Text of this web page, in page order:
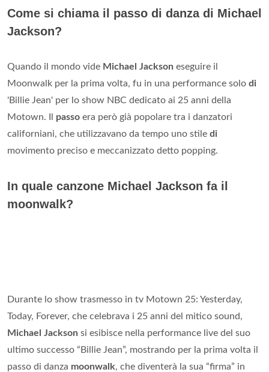
Come si chiama il passo di danza di Michael
Jackson?
Quando il mondo vide Michael Jackson eseguire il
Moonwalk per la prima volta, fu in una performance solo di
'Billie Jean' per lo show NBC dedicato ai 25 anni della
Motown. Il passo era però già popolare tra i danzatori
californiani, che utilizzavano da tempo uno stile di
movimento preciso e meccanizzato detto popping.
In quale canzone Michael Jackson fa il
moonwalk?
Durante lo show trasmesso in tv Motown 25: Yesterday,
Today, Forever, che celebrava i 25 anni del mitico sound,
Michael Jackson si esibisce nella performance live del suo
ultimo successo “Billie Jean”, mostrando per la prima volta il
passo di danza moonwalk, che diventerà la sua “firma” in